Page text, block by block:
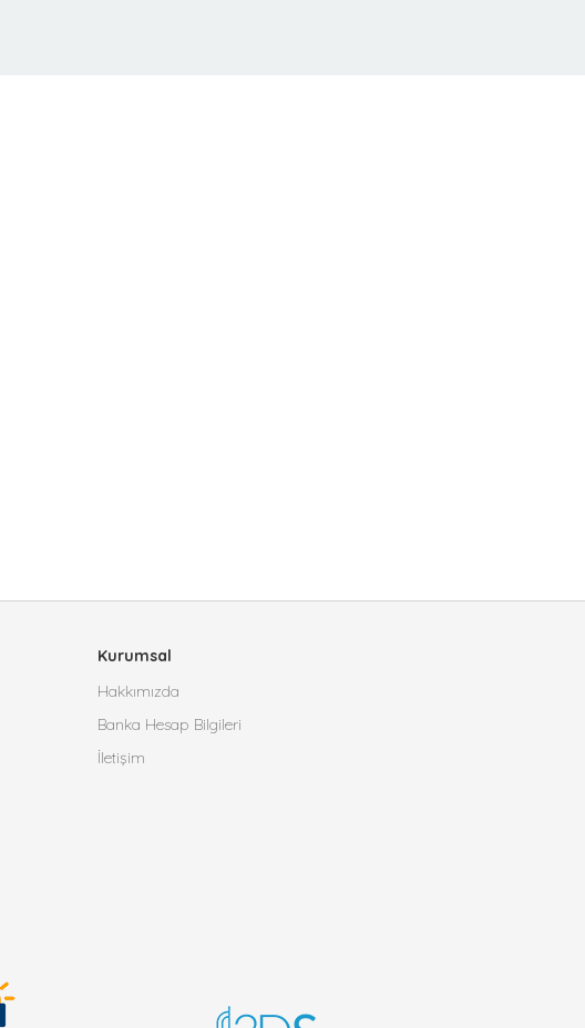
Kurumsal
Hakkımızda
Banka Hesap Bilgileri
İletişim